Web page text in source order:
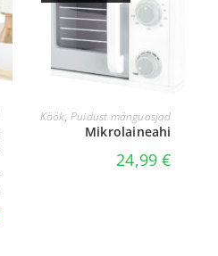
LOE EDASI
Köök, Puidust mänguasjad
Mikrolaineahi
24,99€